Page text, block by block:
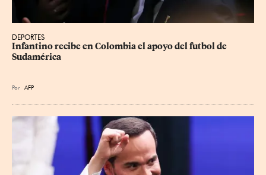
DEPORTES
Infantino recibe en Colombia el apoyo del futbol de
Sudamérica
Por AFP